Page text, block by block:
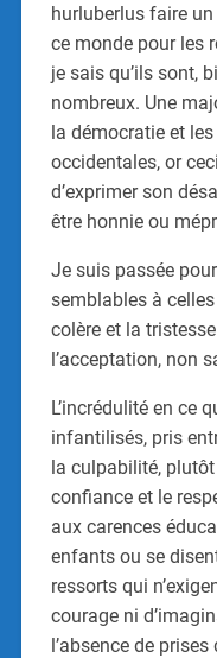
hurluberlus faire
ce monde pour les
je sais qu’ils sont,
nombreux. Une
la démocratie et
occidentales, or
d’exprimer son
être honnie ou
Je suis passée
semblables à
colère et la
l’acceptation, non
L’incrédulité en ce
infantilisés, pris
la culpabilité,
confiance et le
aux carences
enfants ou se
ressorts qui
courage ni
l’absence de